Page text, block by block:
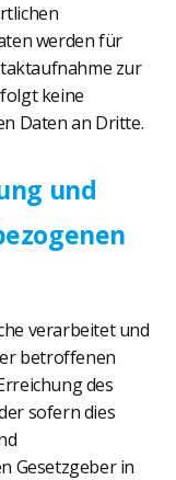
werden für
zur
keine
Daten an Dritte.
und
verarbeitet und
betroffenen
des
sofern dies
Gesetzgeber in